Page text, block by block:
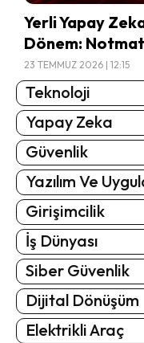
Yerli Yapay
Dönem:
23 TEMMUZ 2026 | 12:15
Teknoloji
Yapay Zeka
Güvenlik
Yazılım Ve
Girişimcilik
İş Dünyası
Siber Güvenlik
Dijital Dönüşüm
Elektrikli Araç